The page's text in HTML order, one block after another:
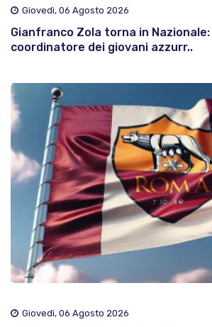
Giovedì, 06 Agosto 2026
Gianfranco Zola torna in
coordinatore dei giovani azzurr..
Giovedì, 06 Agosto 2026